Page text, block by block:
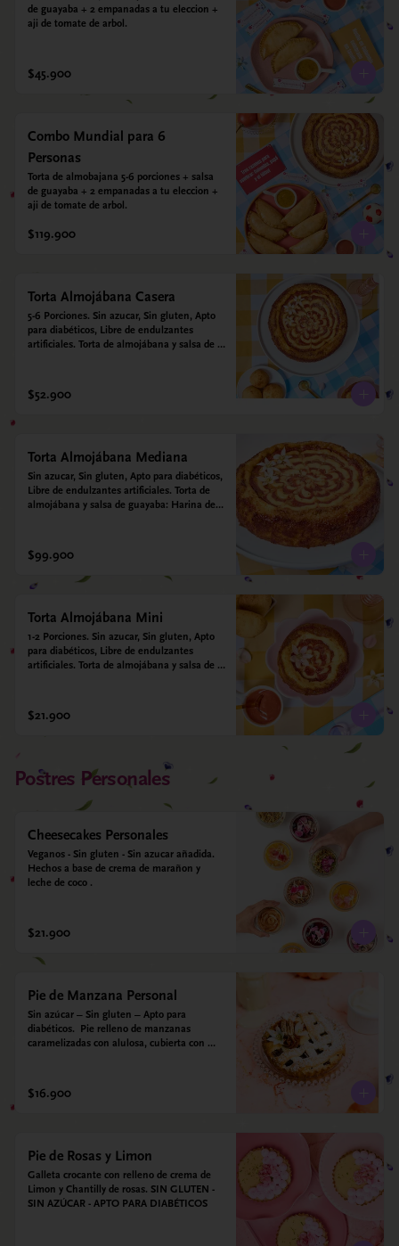
de guayaba + 2 empanadas a tu eleccion +
aji de tomate de arbol.
$45.900
Combo Mundial para 6
Personas
Torta de almobajana 5-6 porciones + salsa
de guayaba + 2 empanadas a tu eleccion +
aji de tomate de arbol.
$119.900
Torta Almojábana Casera
5-6 Porciones. Sin azucar, Sin gluten, Apto
para diabéticos, Libre de endulzantes
artificiales. Torta de almojábana y salsa de
alulosa, leche deslactosada, leche de coco,
vainilla. Salsa de guayaba: Guayaba y
$52.900
Torta Almojábana Mediana
Sin azucar, Sin gluten, Apto para diabéticos,
Libre de endulzantes artificiales. Torta de
almojábana y salsa de guayaba: Harina de
deslactosada, leche de coco, vainilla. Salsa
de guayaba: Guayaba y alulosa.
$99.900
Torta Almojábana Mini
1-2 Porciones. Sin azucar, Sin gluten, Apto
para diabéticos, Libre de endulzantes
artificiales. Torta de almojábana y salsa de
alulosa, leche deslactosada, leche de coco,
vainilla. Salsa de guayaba: Guayaba y
$21.900
Postres Personales
Cheesecakes Personales
Veganos - Sin gluten - Sin azucar añadida.
Hechos a base de crema de marañon y
leche de coco .
$21.900
Pie de Manzana Personal
Sin azúcar – Sin gluten – Apto para
diabéticos.  Pie relleno de manzanas
caramelizadas con alulosa, cubierta con
de leche de coco y que envuelve todos los
sabores.
$16.900
Pie de Rosas y Limon
Galleta crocante con relleno de crema de
Limon y Chantilly de rosas. SIN GLUTEN -
SIN AZÚCAR - APTO PARA DIABÉTICOS